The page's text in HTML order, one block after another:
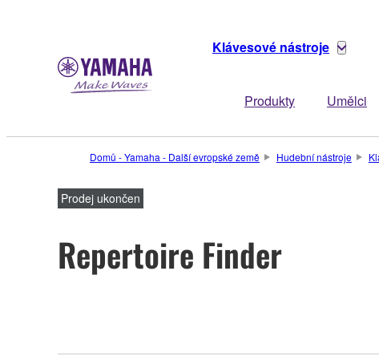
Klávesové nástroje
Produkty Umělci
Domů - Yamaha - Další evropské země Hudební nástroje
Prodej ukončen
Repertoire Finder